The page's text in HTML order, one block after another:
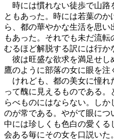
時には慣れない徒歩で山路
ともあった。時には若葉の
ら、都の華やかな生活を思
もあった。それでも未だ流
むるほど解脱する訳には行か
彼は旺盛な欲求を満足せし
鷹のように部落の女に眼を注
けれども、都の美女に憧れ
って醜に見えるものである。
らべものにはならない。し
のが常である。やがて眼に
中には珍しくも色白の愛く
会ある毎にその女を口説い